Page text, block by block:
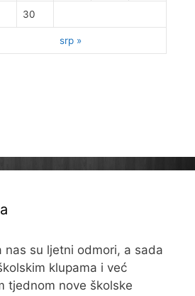
srp »
30
nas su ljetni odmori, a sada
klupama i već
tjednom nove školske